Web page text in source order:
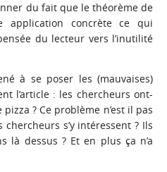
du fait que le théorème de
application concrète ce qui
du lecteur vers l’inutilité
à se poser les (mauvaises)
l’article : les chercheurs ont-
? Ce problème n’est il pas
s’y intéressent ? Ils
là dessus ? Et en plus ça n’a